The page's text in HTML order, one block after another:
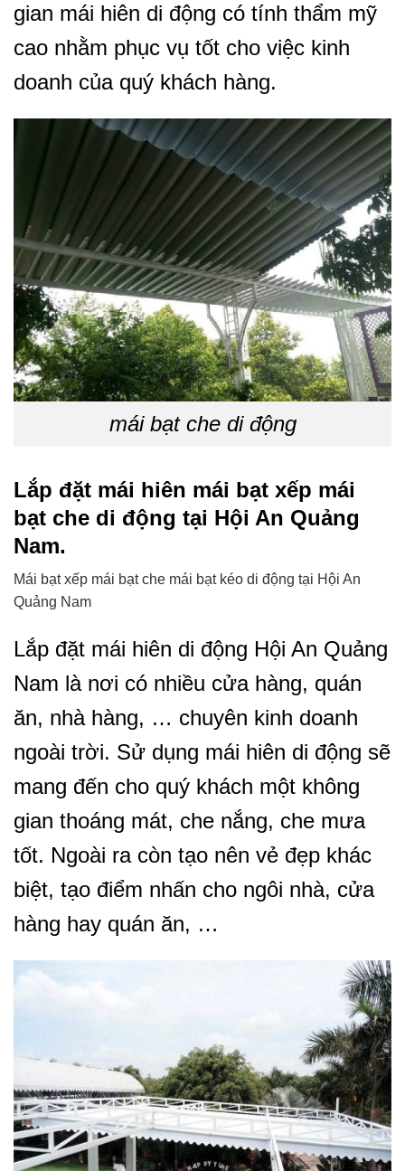
gian mái hiên di động có tính thẩm mỹ
cao nhằm phục vụ tốt cho việc kinh
doanh của quý khách hàng.
mái bạt che di động
Lắp đặt mái hiên mái bạt xếp mái
bạt che di động tại Hội An Quảng
Nam.
Mái bạt xếp mái bạt che mái bạt kéo di động tại Hội An
Quảng Nam
Lắp đặt mái hiên di động Hội An Quảng
Nam là nơi có nhiều cửa hàng, quán
ăn, nhà hàng, … chuyên kinh doanh
ngoài trời. Sử dụng mái hiên di động sẽ
mang đến cho quý khách một không
gian thoáng mát, che nắng, che mưa
tốt. Ngoài ra còn tạo nên vẻ đẹp khác
biệt, tạo điểm nhấn cho ngôi nhà, cửa
hàng hay quán ăn, …